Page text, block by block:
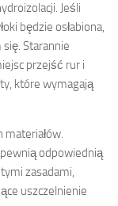
Jeśli
będzie osłabiona,
Starannie
przejść rur i
które wymagają
materiałów.
odpowiednią
zasadami,
uszczelnienie